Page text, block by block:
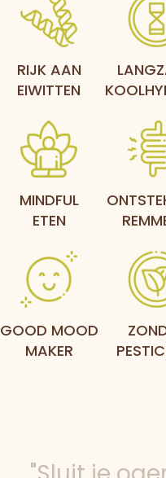
RIJK AAN
EIWITTEN
MINDFUL
ETEN
GOOD MOOD
MAKER